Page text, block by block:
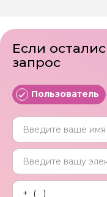
Если
запрос
Пользователь